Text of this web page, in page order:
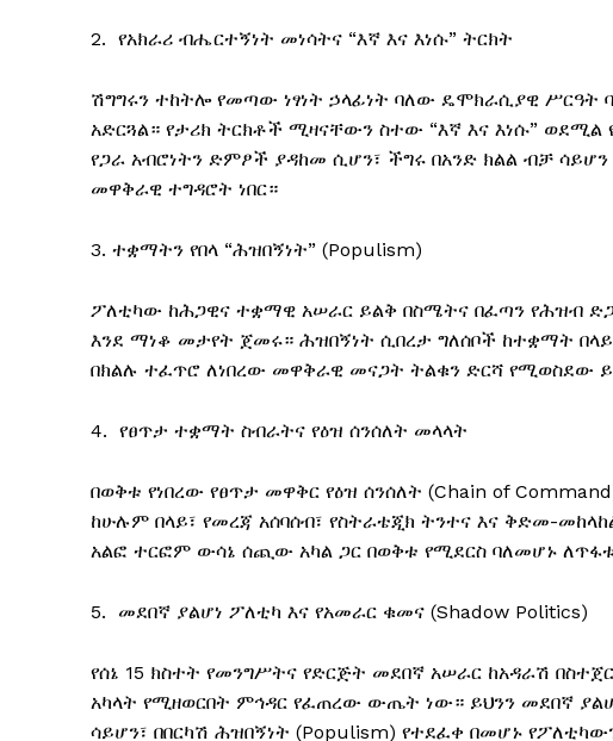
2. የአክራሪ ብሔርተኝነት መነሳትና “እኛ እና እነሱ” ትርክት
ሽግግሩን ተከትሎ የመጣው ነፃነት ኃላፊነት ባለው ዴሞክራሲያዊ ሥርዓት
አድርጓል። የታሪክ ትርክቶች ሚዛናቸውን ስተው “እኛ እና እነሱ”
የጋራ አብሮነትን ድምፆች ያዳከመ ሲሆን፣ ችግሩ በአንድ ክልል ብቻ
መዋቅራዊ ተግዳሮት ነበር።
3. ተቋማትን የበላ “ሕዝበኝነት” (Populism)
ፖለቲካው ከሕጋዊና ተቋማዊ አሠራር ይልቅ በስሜትና በፈጣን የሕዝብ
እንደ ማነቆ መታየት ጀመሩ። ሕዝበኝነት ሲበረታ ግለሰቦች ከተቋማት
በክልሉ ተፈጥሮ ለነበረው መዋቅራዊ መናጋት ትልቁን ድርሻ የሚወስደው
4. የፀጥታ ተቋማት ስብራትና የዕዝ ሰንሰለት መላላት
በወቅቱ የነበረው የፀጥታ መዋቅር የዕዝ ሰንሰለት (Chain of
ከሁሉም በላይ፣ የመረጃ አሰባሰብ፣ የስትራቴጂክ ትንተና እና ቅድመ-
አልፎ ተርፎም ውሳኔ ሰጪው አካል ጋር በወቅቱ የሚደርስ ባለመሆኑ
5. መደበኛ ያልሆነ ፖለቲካ እና የአመራር ቁመና (Shadow Politics)
የሰኔ 15 ክስተት የመንግሥትና የድርጅት መደበኛ አሠራር ከአዳራሽ
አካላት የሚዘወርበት ምኅዳር የፈጠረው ውጤት ነው። ይህንን መደበኛ
ሳይሆን፣ በበርካሽ ሕዝበኝነት (Populism) የተደፈቀ በመሆኑ